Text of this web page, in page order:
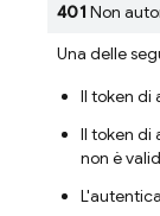
401 Non
Una delle
Il token di
Il token di
non è